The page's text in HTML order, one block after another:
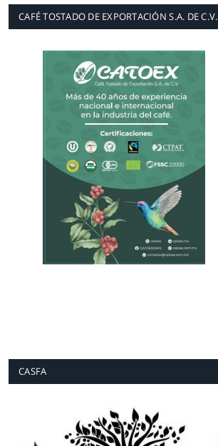
CAFÉ TOSTADO DE EXPORTACIÓN S.A. DE C.V.
CASFA